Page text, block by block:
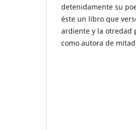
detenidamente su
éste un libro que
ardiente y la otredad
como autora de